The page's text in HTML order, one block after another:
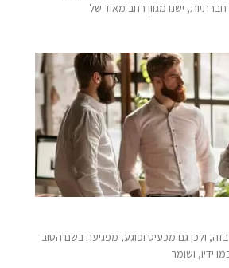
ישנו מגוון רחב מאוד של
ולכן גם מכעיס ופוגע, מפגיעה בשם הטוב
ידיו, ושומר